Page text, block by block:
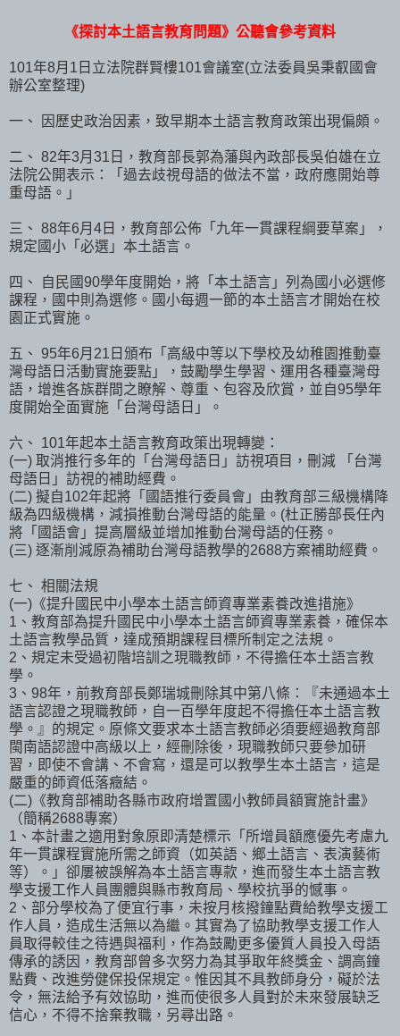
《探討本土語言教育問題》公聽會參考資料
101年8月1日立法院群賢樓101會議室(立法委員吳秉叡國會
辦公室整理)
一、 因歷史政治因素，致早期本土語言教育政策出現偏頗。
二、 82年3月31日，教育部長郭為藩與內政部長吳伯雄在立
法院公開表示：「過去歧視母語的做法不當，政府應開始尊
重母語。」
三、 88年6月4日，教育部公佈「九年一貫課程綱要草案」，
規定國小「必選」本土語言。
四、 自民國90學年度開始，將「本土語言」列為國小必選修
課程，國中則為選修。國小每週一節的本土語言才開始在校
園正式實施。
五、 95年6月21日頒布「高級中等以下學校及幼稚園推動臺
灣母語日活動實施要點」，鼓勵學生學習、運用各種臺灣母
語，增進各族群間之瞭解、尊重、包容及欣賞，並自95學年
度開始全面實施「台灣母語日」。
六、 101年起本土語言教育政策出現轉變：
(一) 取消推行多年的「台灣母語日」訪視項目，刪減 「台灣
母語日」訪視的補助經費。
(二) 擬自102年起將「國語推行委員會」由教育部三級機構降
級為四級機構，減損推動台灣母語的能量。(杜正勝部長任內
將「國語會」提高層級並增加推動台灣母語的任務。
(三) 逐漸削減原為補助台灣母語教學的2688方案補助經費。
七、 相關法規
(一)《提升國民中小學本土語言師資專業素養改進措施》
1、教育部為提升國民中小學本土語言師資專業素養，確保本
土語言教學品質，達成預期課程目標所制定之法規。
2、規定未受過初階培訓之現職教師，不得擔任本土語言教
學。
3、98年，前教育部長鄭瑞城刪除其中第八條：『未通過本土
語言認證之現職教師，自一百學年度起不得擔任本土語言教
學。』的規定。原條文要求本土語言教師必須要經過教育部
閩南語認證中高級以上，經刪除後，現職教師只要參加研
習，即使不會講、不會寫，還是可以教學生本土語言，這是
嚴重的師資低落癥結。
(二)《教育部補助各縣市政府增置國小教師員額實施計畫》
（簡稱2688專案）
1、本計畫之適用對象原即清楚標示「所增員額應優先考慮九
年一貫課程實施所需之師資（如英語、鄉土語言、表演藝術
等）。」卻屢被誤解為本土語言專款，進而發生本土語言教
學支援工作人員團體與縣市教育局、學校抗爭的憾事。
2、部分學校為了便宜行事，未按月核撥鐘點費給教學支援工
作人員，造成生活無以為繼。其實為了協助教學支援工作人
員取得較佳之待遇與福利，作為鼓勵更多優質人員投入母語
傳承的誘因，教育部曾多次努力為其爭取年終獎金、調高鐘
點費、改進勞健保投保規定。惟因其不具教師身分，礙於法
令，無法給予有效協助，進而使很多人員對於未來發展缺乏
信心，不得不捨棄教職，另尋出路。